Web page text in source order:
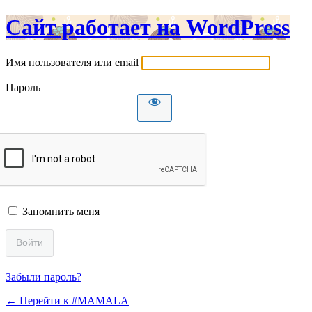
Сайт работает на WordPress
Имя пользователя или email
Пароль
Запомнить меня
Забыли пароль?
← Перейти к #MAMALA